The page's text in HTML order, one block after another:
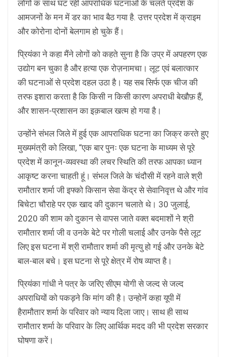
लोगों क साथ घट रही आपराधिक घटनाओं के चलते प्रदेश के
आमजनों के मन में डर का भाव बैठ गया है. उत्तर प्रदेश में क्राइम
और कोरोना दोनों बेलगाम हो चुके हैं।
प्रियंका ने कहा मैंने लोगों को कहते सुना है कि उप्र में अपहरण एक
उद्योग बन चुका है और हत्या एक रोज़नामचा। लूट एवं बलात्कार
की घटनाओं से प्रदेश दहल उठा है। यह सब सिर्फ एक चीज की
तरफ इशारा करता है कि किसी न किसी कारण अपराधी बेखौफ़ हैं,
और शासन-प्रशासन का इक़बाल खत्म हो गया है।
उन्होंने संभल जिले में हुई एक आपराधिक घटना का जिक्र करते हुए
मुख्यमंत्री को लिखा, “एक बार पुनः एक घटना के माध्यम से पूरे
प्रदेश में कानून-व्यवस्था की लचर स्थिति की तरफ आपका ध्यान
आकृष्ट करना चाहती हूं। संभल जिले के चंदौसी में रहने वाले श्री
रामौतार शर्मा जी इफ्को किसान सेवा केंद्र से सेवानिवृत्त थे और गांव
बिचेटा चौराहे पर एक खाद की दुकान चलाते थे। 30 जुलाई,
2020 की शाम को दुकान से वापस जाते वक्त बदमाशों ने श्री
रामौतार शर्मा जी व उनके बेटे पर गोली चलाई और उनके पैसे लूट
लिए इस घटना में श्री रामौतार शर्मा की मृत्यु हो गई और उनके बेटे
बाल-बाल बचे। इस घटना से पूरे क्षेत्र में रोष व्याप्त है।
प्रियंका गांधी ने पत्र के जरिए सीएम योगी से जल्द से जल्द
अपराधियों को पकड़ने कि मांग की है। उन्होनें कहा यूपी में
हैरामौतार शर्मा के परिवार को न्याय दिला जाए। साथ ही साथ
रामौतार शर्मा के परिवार के लिए आर्थिक मदद की भी प्रदेश सरकार
घोषणा करें।